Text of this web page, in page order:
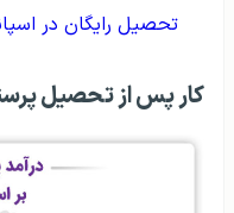
تحصیل رایگان در
کار پس از تحصیل